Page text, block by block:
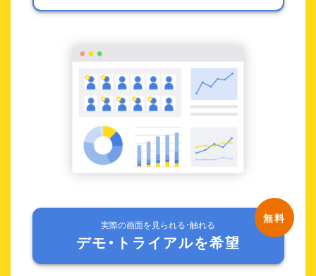
実際の画面を見られる・触れる
デモ・トライアルを希望